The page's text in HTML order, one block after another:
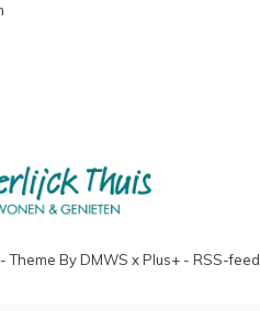
Theme ByDMWS xPlus+ - RSS-feed